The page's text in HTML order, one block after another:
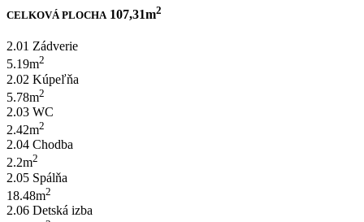
CELKOVÁ PLOCHA 107,31m2
2.01 Zádverie
5.19m2
2.02 Kúpeľňa
5.78m2
2.03 WC
2.42m2
2.04 Chodba
2.2m2
2.05 Spálňa
18.48m2
2.06 Detská izba